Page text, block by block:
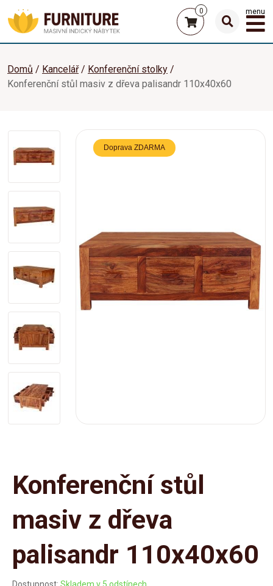
0 menu
Domů Kancelář
Konferenční stolky
Konferenční stůl masiv z dřeva palisandr 110x40x60
Doprava ZDARMA
Konferenční stůl
masiv z dřeva
palisandr 110x40x60